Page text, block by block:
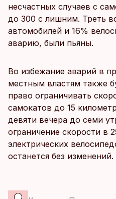
несчастных случаев с
до 300 с лишним. Треть
автомобилей и 16%
аварию, были пьяны.
Во избежание аварий в
местным властям также
право ограничивать
самокатов до 15
девяти вечера до семи
ограничение скорости в
электрических
останется без изменений.